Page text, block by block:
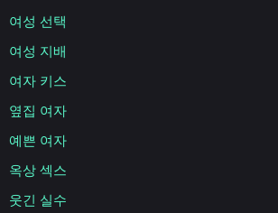
여성 선택
여성 지배
여자 키스
옆집 여자
예쁜 여자
옥상 섹스
웃긴 실수